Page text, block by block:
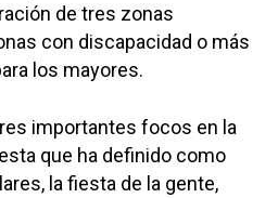
de tres zonas
con discapacidad o más
los mayores.
importantes focos en la
que ha definido como
la fiesta de la gente,